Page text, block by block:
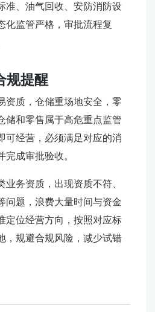
准、油气回收、安防消防设
化监管严格，审批流程复
规提醒
资质，仓储重场地安全，零
储和零售属于高危重点监管
可经营，必须满足对应的消
完成审批验收。
务资质，出现资质不符、
问题，浪费大量时间与资金
定位经营方向，按照对应标
，规避合规风险，减少试错